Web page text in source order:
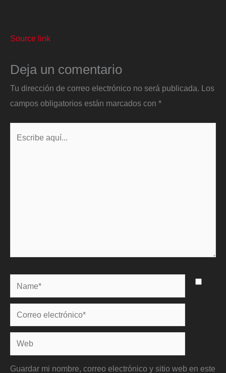
Source link
Deja un comentario
Tu dirección de correo electrónico no será publicada. Los
campos obligatorios están marcados con *
Name*
Correo
electrónico*
Web
Guardar mi nombre, correo electrónico y sitio web en este